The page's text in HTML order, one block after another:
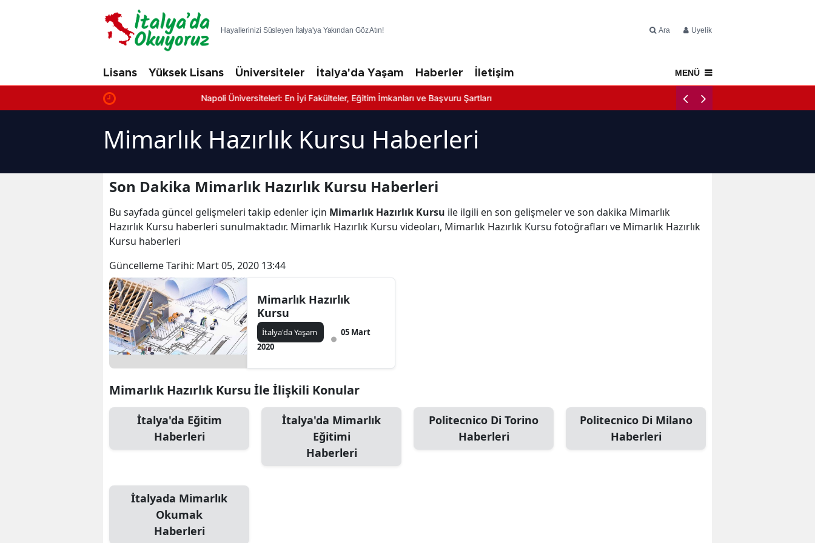
Hayallerinizi Süsleyen İtalya'ya Yakından Göz Atın! Ara Üyelik
Lisans Yüksek Lisans Üniversiteler İtalya'da Yaşam Haberler İletişim MENÜ
Napoli Üniversiteleri: En İyi Fakülteler, Eğitim İmkanları ve Başvuru Şartları
Mimarlık Hazırlık Kursu Haberleri
Son Dakika Mimarlık Hazırlık Kursu Haberleri
Bu sayfada güncel gelişmeleri takip edenler için Mimarlık Hazırlık Kursu ile ilgili en son gelişmeler ve son dakika Mimarlık
Hazırlık Kursu haberleri sunulmaktadır. Mimarlık Hazırlık Kursu videoları, Mimarlık Hazırlık Kursu fotoğrafları ve Mimarlık Hazırlık
Kursu haberleri
Güncelleme Tarihi: Mart 05, 2020 13:44
Mimarlık Hazırlık
Kursu
İtalya'da Yaşam
05 Mart
2020
Mimarlık Hazırlık Kursu İle İlişkili Konular
İtalya'da Eğitim
Haberleri
İtalya'da Mimarlık
Eğitimi
Haberleri
Politecnico Di Torino
Haberleri
Politecnico Di Milano
Haberleri
İtalyada Mimarlık
Okumak
Haberleri